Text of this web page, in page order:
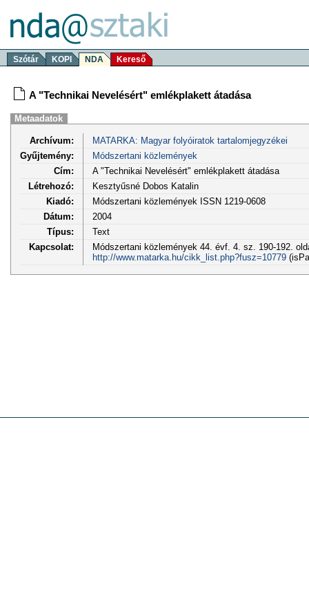
Szótár KOPI NDA Kereső
A "Technikai Nevelésért" emlékplakett átadása
Metaadatok
Archívum:
MATARKA: Magyar folyóiratok tartalomjegyzékei
Gyűjtemény:
Módszertani közlemények
Cím:
A "Technikai Nevelésért" emlékplakett átadása
Létrehozó:
Kesztyűsné Dobos Katalin
Kiadó:
Módszertani közlemények ISSN 1219-0608
Dátum:
2004
Típus:
Text
Kapcsolat:
Módszertani közlemények 44. évf. 4. sz. 190-192.
http://www.matarka.hu/cikk_list.php?fusz=10779